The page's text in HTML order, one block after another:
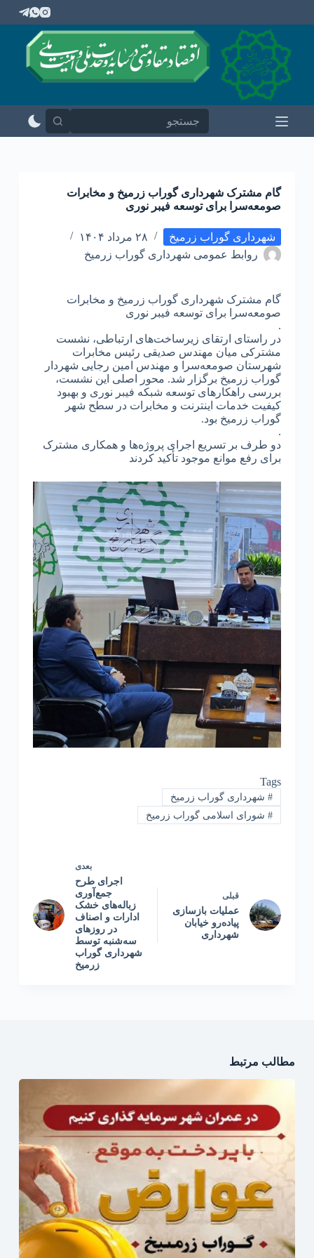
ر
ت
گام مشترک شهرداری گوراب زرمیخ و مخابرات
صومعه‌سرا برای توسعه فیبر نوری
شهرداری گوراب زرمیخ
۲۸ مرداد ۱۴۰۴
روابط عمومی شهرداری گوراب زرمیخ
گام مشترک شهرداری گوراب زرمیخ و مخابرات
صومعه‌سرا برای توسعه فیبر نوری
.
در راستای ارتقای زیرساخت‌های ارتباطی، نشست
مشترکی میان مهندس صدیقی رئیس مخابرات
شهرستان صومعه‌سرا و مهندس امین رجایی شهردار
گوراب زرمیخ برگزار شد. محور اصلی این نشست،
بررسی راهکارهای توسعه شبکه فیبر نوری و بهبود
کیفیت خدمات اینترنت و مخابرات در سطح شهر
گوراب زرمیخ بود.
.
دو طرف بر تسریع اجرای پروژه‌ها و همکاری مشترک
برای رفع موانع موجود تأکید کردند
Tags
#شهرداری گوراب زرمیخ
#شورای اسلامی گوراب زرمیخ
قبلی
عملیات بازسازی
پیاده‌رو خیابان
شهرداری
بعدی
اجرای طرح
جمع‌آوری
زباله‌های خشک
ادارات و اصناف
در روزهای
سه‌شنبه توسط
شهرداری گوراب
زرمیخ
مطالب مرتبط